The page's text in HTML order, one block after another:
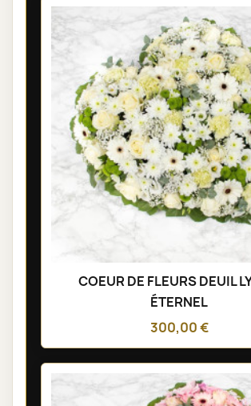
COEUR DE FLEURS DEUIL
ÉTERNEL
300,00 €